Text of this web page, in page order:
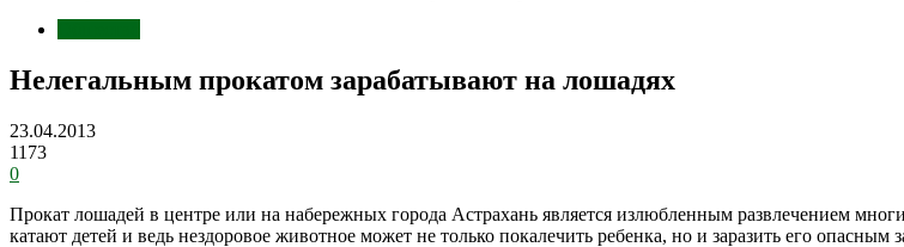
Нелегальным прокатом зарабатывают на лошадях
23.04.2013
1173
0
Прокат лошадей в центре или на набережных города Астрахань является излюбленным развлечением
катают детей и ведь нездоровое животное может не только покалечить ребенка, но и заразить его опасным